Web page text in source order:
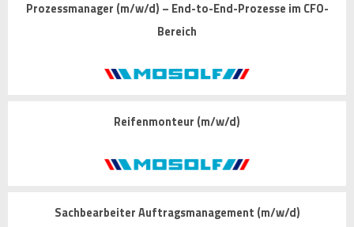
Prozessmanager (m/w/d) – End-to-End-Prozesse im CFO-
Bereich
Reifenmonteur (m/w/d)
Sachbearbeiter Auftragsmanagement (m/w/d)